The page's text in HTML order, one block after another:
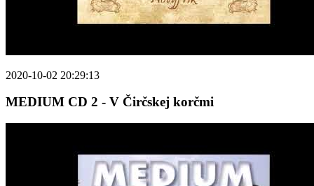
2020-10-02 20:29:13
MEDIUM CD 2 - V Čirčskej korčmi